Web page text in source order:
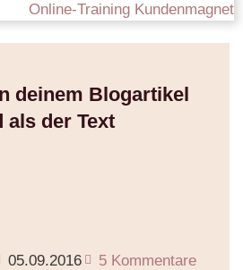
deinem Blogartikel
der Text
05.09.2016 5 Kommentare